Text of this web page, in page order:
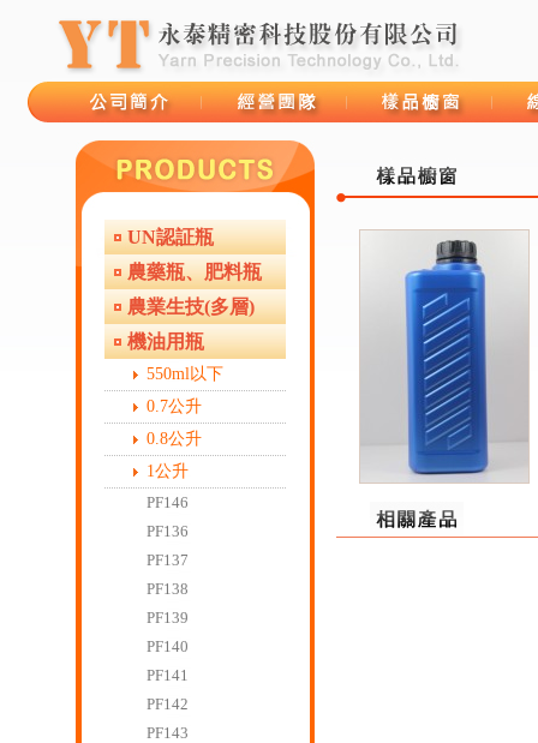
經營團隊
UN認証瓶
農藥瓶、肥料瓶
農業生技(多層)
機油用瓶
550ml以下
0.7公升
0.8公升
1公升
PF146
PF136
PF137
PF138
PF139
PF140
PF141
PF142
PF143